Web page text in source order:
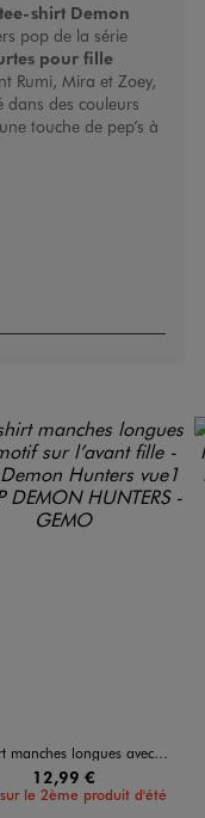
tee-shirt Demon
pop de la série
pour fille
Rumi, Mira et Zoey,
des couleurs
touche de pep’s à
avec motif sur l’avant fille - K-Pop Demon Hunters
12,99 €
le 2ème produit d'été